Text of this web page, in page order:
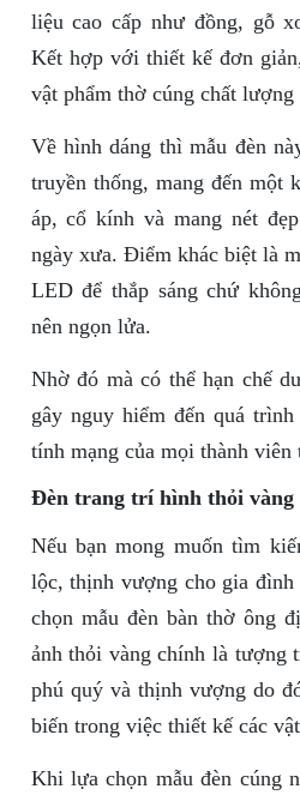
liệu cao cấp như đồng, gỗ
Kết hợp với thiết kế đơn
vật phẩm thờ cúng chất
Về hình dáng thì mẫu đèn
truyền thống, mang đến một
áp, cổ kính và mang nét
ngày xưa. Điểm khác biệt là
LED để thắp sáng chứ
nên ngọn lửa.
Nhờ đó mà có thể hạn chế
gây nguy hiểm đến quá
tính mạng của mọi thành viên
Đèn trang trí hình thỏi vàng
Nếu bạn mong muốn tìm
lộc, thịnh vượng cho gia
chọn mẫu đèn bàn thờ ông
ảnh thỏi vàng chính là tượng
phú quý và thịnh vượng do
biến trong việc thiết kế các
Khi lựa chọn mẫu đèn cúng